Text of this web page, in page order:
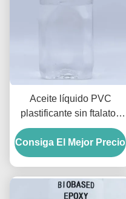
Aceite líquido PVC
plastificante sin ftalatos
DINCH Plastificante 99.5
Contenido
Consiga El Mejor Precio